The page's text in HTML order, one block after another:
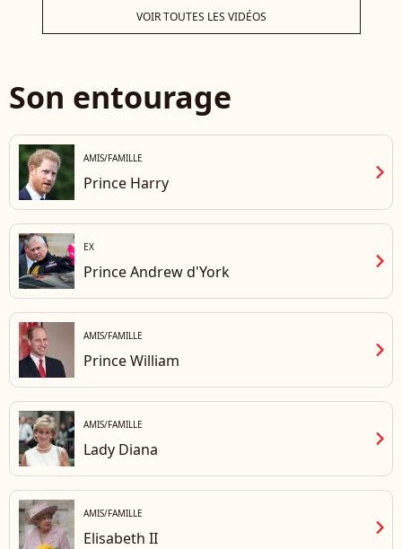
VOIR TOUTES LES VIDÉOS
Son entourage
AMIS/FAMILLE
Prince Harry chevron_right
EX
Prince Andrew d'York chevron_right
AMIS/FAMILLE
Prince William chevron_right
AMIS/FAMILLE
Lady Diana chevron_right
AMIS/FAMILLE
Elisabeth II chevron_right